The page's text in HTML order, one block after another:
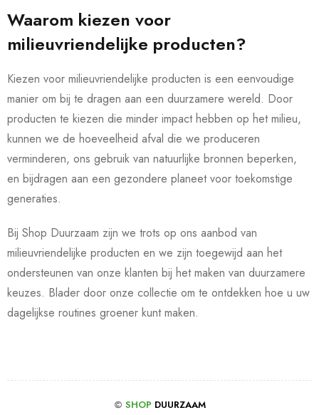
Waarom kiezen voor
milieuvriendelijke producten?
Kiezen voor milieuvriendelijke producten is een eenvoudige
manier om bij te dragen aan een duurzamere wereld. Door
producten te kiezen die minder impact hebben op het milieu,
kunnen we de hoeveelheid afval die we produceren
verminderen, ons gebruik van natuurlijke bronnen beperken,
en bijdragen aan een gezondere planeet voor toekomstige
generaties.
Bij Shop Duurzaam zijn we trots op ons aanbod van
milieuvriendelijke producten en we zijn toegewijd aan het
ondersteunen van onze klanten bij het maken van duurzamere
keuzes. Blader door onze collectie om te ontdekken hoe u uw
dagelijkse routines groener kunt maken.
© SHOP DUURZAAM